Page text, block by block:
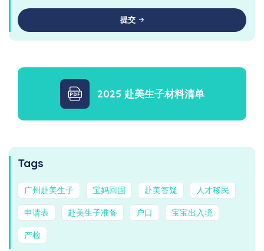
提交
2025 赴美生子材料清单
Tags
广州赴美生子 宝妈回国 赴美答疑 人才移民
申请表 赴美生子准备 户口 宝宝出入境
产检